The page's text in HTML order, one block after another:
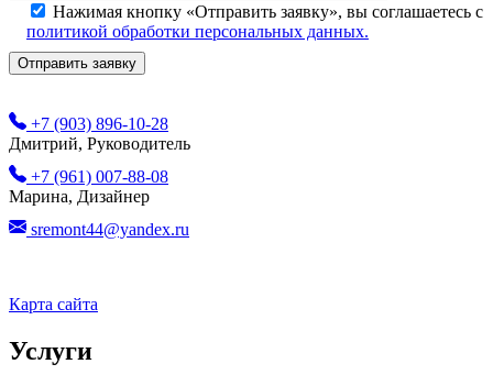
Нажимая кнопку «Отправить заявку», вы соглашаетесь с
политикой обработки персональных данных.
+7 (903) 896-10-28
Дмитрий, Руководитель
+7 (961) 007-88-08
Марина, Дизайнер
sremont44@yandex.ru
Карта сайта
Услуги